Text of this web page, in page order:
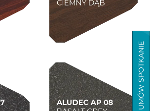
UMÓW SPOTKANIE